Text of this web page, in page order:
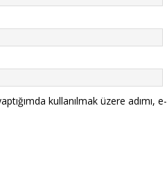
kullanılmak üzere